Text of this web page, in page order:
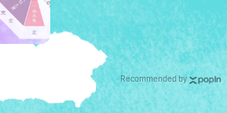
Recommended by